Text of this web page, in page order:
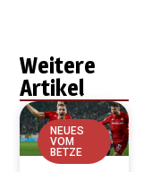
Weitere
Artikel
NEUES
VOM
BETZE